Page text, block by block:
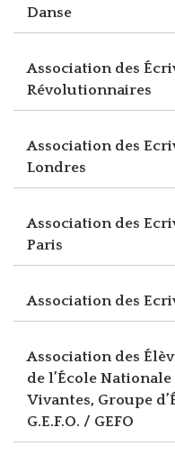
Danse
Association des
Révolutionnaires
Association des
Londres
Association des
Paris
Association des
Association des
de l’École
Vivantes, Groupe
G.E.F.O. / GEFO